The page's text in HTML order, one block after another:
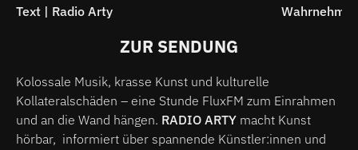
Text | Radio Arty
ZUR SENDUNG
Kolossale Musik, krasse Kunst und kulturelle
Kollateralschäden – eine Stunde FluxFM zum Einrahmen
und an die Wand hängen. RADIO ARTY macht Kunst
hörbar, informiert über spannende Künstler:innen und